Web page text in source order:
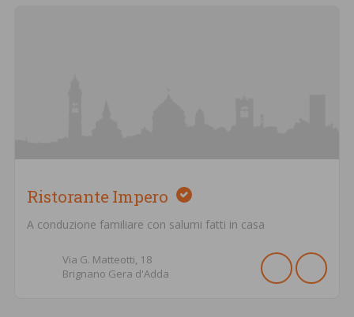
Ristorante Impero
A conduzione familiare con salumi fatti in casa
Via G. Matteotti, 18
Brignano Gera d'Adda